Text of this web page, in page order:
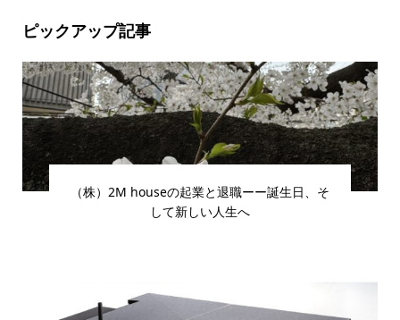
ピックアップ記事
（株）2M houseの起業と退職ーー誕生日、そ
して新しい人生へ